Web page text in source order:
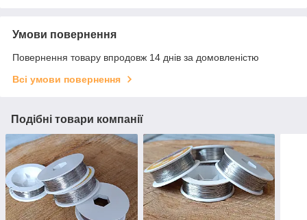
Умови повернення
Повернення товару впродовж 14 днів за домовленістю
Всі умови повернення
Подібні товари компанії